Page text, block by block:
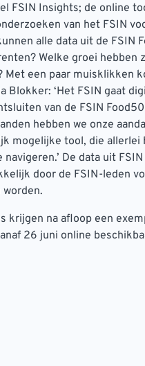
FSIN Insights; de online
van het FSIN
alle data uit de FSIN
Welke groei hebben
een paar muisklikken
Blokker: ‘Het FSIN gaat
van de FSIN
hebben we onze
mogelijke tool, die allerlei
De data uit
door de FSIN-leden
na afloop een
26 juni online